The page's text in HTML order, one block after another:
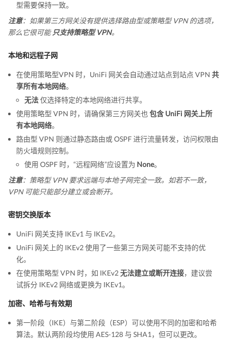
型需要保持一致。
注意：如果第三方网关没有提供选择路由型或策略型 VPN 的选项，
那么它很可能只支持策略型 VPN。
本地和远程子网
在使用策略型VPN 时，UniFi 网关会自动通过站点到站点 VPN 共
享所有本地网络。
无法仅选择特定的本地网络进行共享。
使用策略型 VPN 时，请确保第三方网关也包含 UniFi 网关上所
有本地网络。
路由型 VPN 则通过静态路由或 OSPF 进行流量转发，访问权限由
防火墙规则控制。
使用 OSPF 时，“远程网络”应设置为 None。
注意：策略型 VPN 要求远端与本地子网完全一致。如若不一致，
VPN 可能只能部分建立或会断开。
密钥交换版本
UniFi 网关支持 IKEv1 与 IKEv2。
UniFi 网关上的 IKEv2 使用了一些第三方网关可能不支持的优
化。
在使用策略型 VPN 时，如 IKEv2无法建立或断开连接，建议尝
试拆分 IKEv2 网络或更换为 IKEv1。
加密、哈希与有效期
第一阶段（IKE）与第二阶段（ESP）可以使用不同的加密和哈希
算法。默认两阶段均使用 AES-128 与 SHA1，但可以更改。